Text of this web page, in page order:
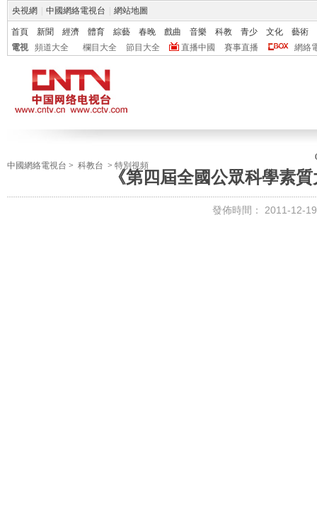
央視網 中國網絡電視台 網站地圖
首頁 新聞 經濟 體育 綜藝 春晚 戲曲 音樂 科教 青少 文化
藝術
電視
頻道大全 欄目大全 節目大全 直播中國 賽事直播 網絡
中國網絡電視台 > 科教台 > 特別視頻
《第四屆全國公眾科學素
發佈時間： 2011-12-